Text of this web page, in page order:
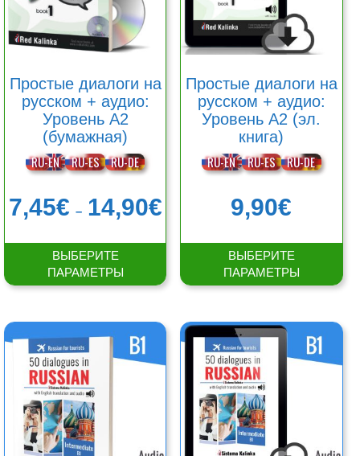
Простые диалоги на
русском + аудио:
Уровень A2
(бумажная)
RU-EN
RU-ES RU-DE
7,45€ – 14,90€Диапазон
цен:
ВЫБЕРИТЕ
ПАРАМЕТРЫ
выбрать
на
странице
Простые диалоги на
русском + аудио:
Уровень A2 (эл.
книга)
RU-EN
RU-ES RU-DE
9,90€
ВЫБЕРИТЕ
ПАРАМЕТРЫ
выбрать
странице
Этот
товар
имеет
несколько
вариаций.
Опции
можно
выбрать
Этот
товар
имеет
несколько
вариаций.
Опции
можно
выбрать